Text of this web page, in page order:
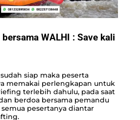
WALHI : Save kali
siap maka peserta
memakai perlengkapan untuk
terlebih dahulu, pada saat
berdoa bersama pemandu
pesertanya diantar